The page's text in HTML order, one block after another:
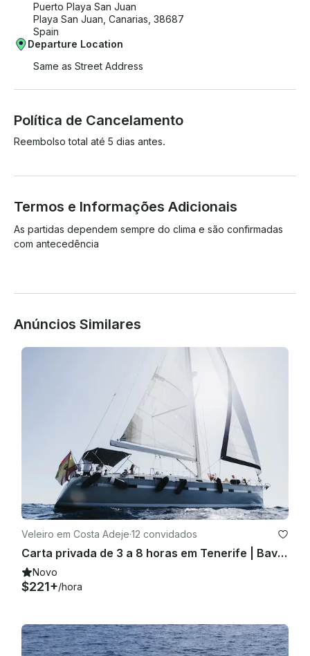
Puerto Playa San Juan
Playa San Juan, Canarias, 38687
Spain
Departure Location
Same as Street Address
Política de Cancelamento
Reembolso total até 5 dias antes.
Termos e Informações Adicionais
As partidas dependem sempre do clima e são confirmadas
com antecedência
Anúncios Similares
Veleiro em Costa Adeje·12 convidados
Carta privada de 3 a 8 horas em Tenerife | Baviera
Novo
$221+/hora